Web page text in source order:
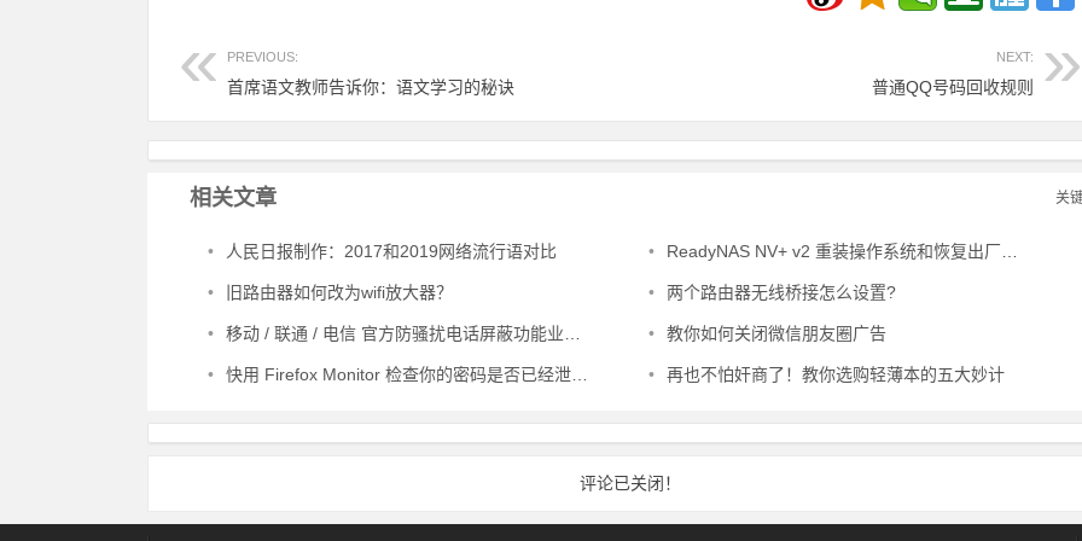
PREVIOUS:
首席语文教师告诉你：语文学习的秘诀
NEXT:
普通QQ号码回收规则
相关文章 关
• 人民日报制作：2017和2019网络流行语对比 • ReadyNAS NV+ v2 重装操作系统和恢复出厂设置
• 旧路由器如何改为wifi放大器？ • 两个路由器无线桥接怎么设置?
• 移动 / 联通 / 电信 官方防骚扰电话屏蔽功能业务免费开通方法教程 • 教你如何关闭微信朋友圈广告
• 快用 Firefox Monitor 检查你的密码是否已经泄漏了？！ • 再也不怕奸商了！教你选购轻薄本的五大妙计
评论已关闭！